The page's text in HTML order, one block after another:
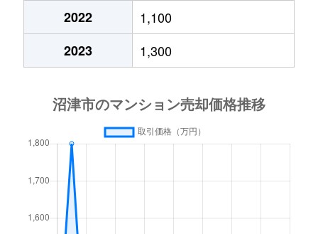
1,300万円 沼津
本田町
2,800万円 沼津
2022
1,100
2023
1,300